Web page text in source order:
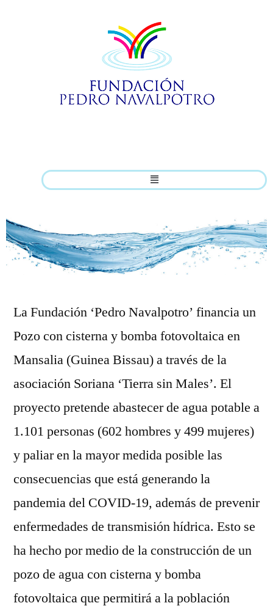
La Fundación ‘Pedro Navalpotro’ financia un
Pozo con cisterna y bomba fotovoltaica en
Mansalia (Guinea Bissau) a través de la
asociación Soriana ‘Tierra sin Males’. El
proyecto pretende abastecer de agua potable a
1.101 personas (602 hombres y 499 mujeres)
y paliar en la mayor medida posible las
consecuencias que está generando la
pandemia del COVID-19, además de prevenir
enfermedades de transmisión hídrica. Esto se
ha hecho por medio de la construcción de un
pozo de agua con cisterna y bomba
fotovoltaica que permitirá a la población